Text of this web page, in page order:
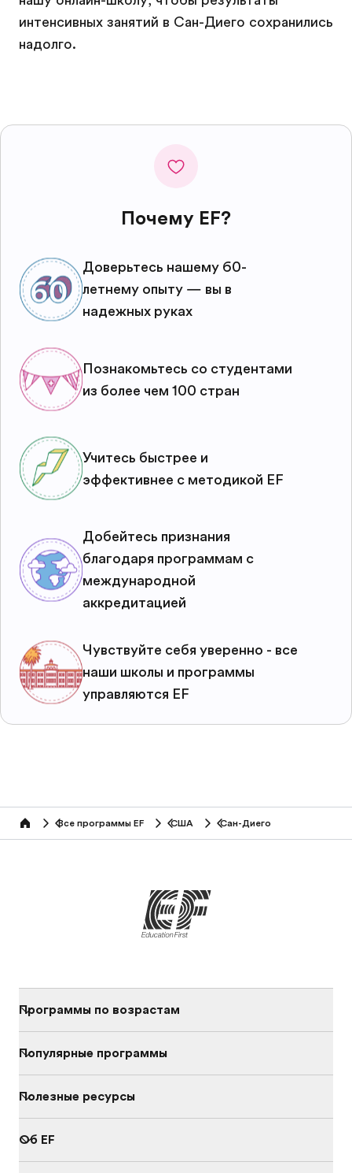
интенсивных занятий в Сан-Диего сохранились
надолго.
Почему EF?
Доверьтесь нашему 60-
летнему опыту — вы в
надежных руках
Познакомьтесь со студентами
из более чем 100 стран
Учитесь быстрее и
эффективнее с методикой EF
Добейтесь признания
благодаря программам с
международной
аккредитацией
Чувствуйте себя уверенно - все
наши школы и программы
управляются EF
home Все программы EF США Сан-Диего
Программы по возрастам
Популярные программы
Полезные ресурсы
Об EF